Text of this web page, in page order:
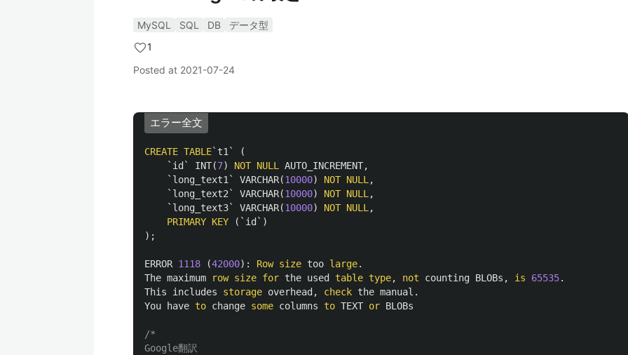
MySQL SQL DB
データ型
1
Posted at 2021-07-24
エラー全文
CREATE TABLE`t1`
(
`id`
INT(7) NOT NULL AUTO_INCREMENT,
`long_text1`
VARCHAR(10000) NOT NULL ,
`long_text2`
VARCHAR(10000) NOT NULL ,
`long_text3`
VARCHAR(10000) NOT NULL ,
PRIMARY KEY ( `id` )
);
ERROR 1118 (42000): Row size too large.
The maximum row size for the used table type, not counting BLOBs , is 65535.
This
includes storage overhead , check the manual .
You
have to change some columns to TEXT or BLOBs
/*
Google翻訳